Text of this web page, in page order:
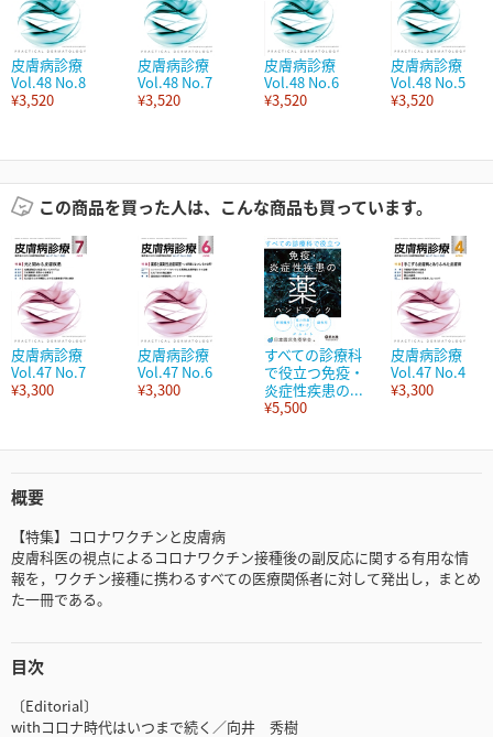
皮膚病診療
Vol.48 No.8
¥3,520
皮膚病診療
Vol.48 No.7
¥3,520
皮膚病診療
Vol.48 No.6
¥3,520
皮膚病診療
Vol.48 No.5
¥3,520
この商品を買った人は、こんな商品も買っています。
皮膚病診療
Vol.47 No.7
¥3,300
皮膚病診療
Vol.47 No.6
¥3,300
すべての診療科
で役立つ免疫・
炎症性疾患の...
¥5,500
皮膚病診療
Vol.47 No.4
¥3,300
概要
【特集】コロナワクチンと皮膚病
皮膚科医の視点によるコロナワクチン接種後の副反応に関する有用な情
報を，ワクチン接種に携わるすべての医療関係者に対して発出し，まとめ
た一冊である。
目次
〔Editorial〕
withコロナ時代はいつまで続く／向井 秀樹